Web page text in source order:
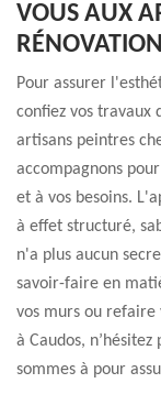
VOUS AUX
RÉNOVATION
Pour assurer
confiez vos
artisans peintres
accompagnons
et à vos besoins.
à effet structuré,
n'a plus aucun
savoir-faire en
vos murs ou refaire
à Caudos,
sommes à pour